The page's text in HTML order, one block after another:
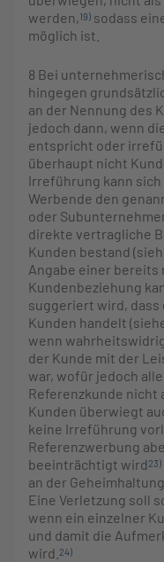
werden,19) sodass
möglich ist.
8 Bei
hingegen
an der Nennung des
jedoch dann, wenn
entspricht oder
überhaupt nicht
Irreführung kann
Werbende den
oder
direkte vertragliche
Kunden bestand
Angabe einer
Kundenbeziehung
suggeriert wird, dass
Kunden handelt
wenn
der Kunde mit der
war, wofür jedoch
Referenzkunde nicht
Kunden überwiegt
keine Irreführung
Referenzwerbung
beeinträchtigt wird23)
an der
Eine Verletzung soll
wenn ein einzelner
und damit die
wird. 24)